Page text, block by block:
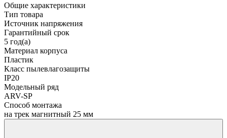
Общие характеристики
Тип товара
Источник напряжения
Гарантийный срок
5 год(а)
Материал корпуса
Пластик
Класс пылевлагозащиты
IP20
Модельный ряд
ARV-SP
Способ монтажа
на трек магнитный 25 мм